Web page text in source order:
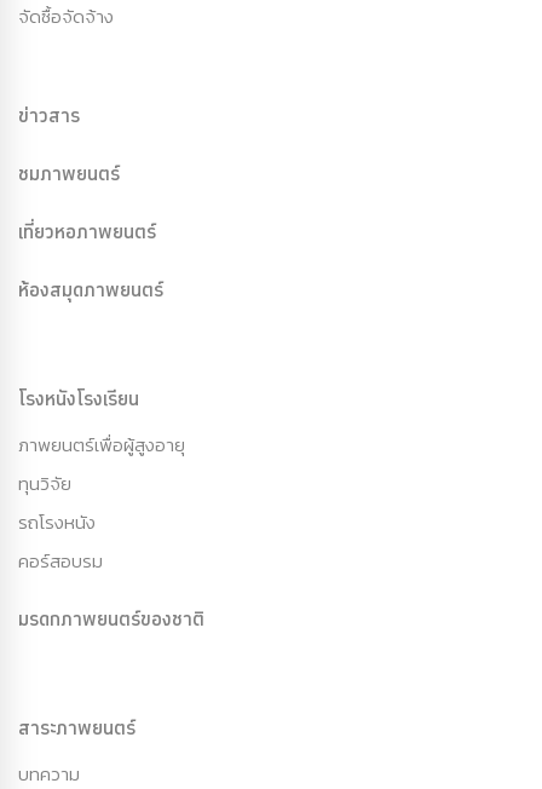
จัดซื้อจัดจ้าง
ข่าวสาร
ชมภาพยนตร์
เที่ยวหอภาพยนตร์
ห้องสมุดภาพยนตร์
โรงหนังโรงเรียน
ภาพยนตร์เพื่อผู้สูงอายุ
ทุนวิจัย
รถโรงหนัง
คอร์สอบรม
มรดกภาพยนตร์ของชาติ
สาระภาพยนตร์
บทความ